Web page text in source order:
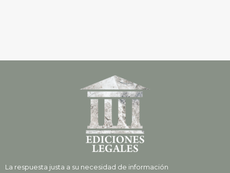
La respuesta justa a su necesidad de información